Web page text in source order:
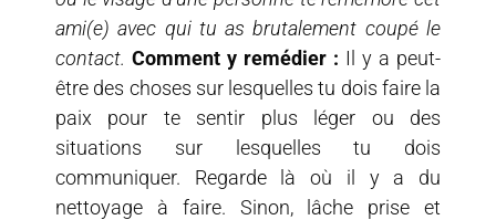
ami(e) avec qui tu as brutalement coupé le
contact. Comment y remédier : Il y a peut-
être des choses sur lesquelles tu dois faire la
paix pour te sentir plus léger ou des
situations sur lesquelles tu dois
communiquer. Regarde là où il y a du
nettoyage à faire. Sinon, lâche prise et